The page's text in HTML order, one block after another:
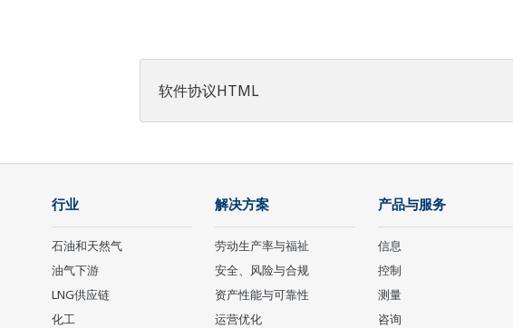
软件协议HTML
行业
石油和天然气
油气下游
LNG供应链
化工
解决方案
劳动生产率与福祉
安全、风险与合规
资产性能与可靠性
运营优化
产品与服务
信息
控制
测量
咨询